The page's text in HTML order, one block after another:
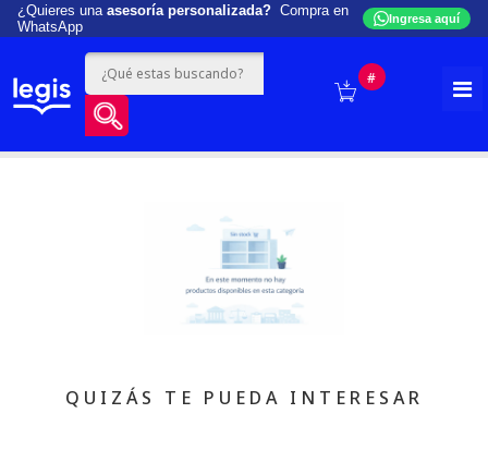
¿Quieres una asesoría personalizada? Compra en
WhatsApp
Ingresa aquí
#
QUIZÁS TE PUEDA INTERESAR